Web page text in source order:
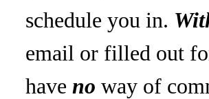
schedule you in.
email or filled out
have no way of